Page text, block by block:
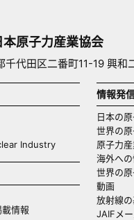
原子力産業協会
代田区二番町11-19 興和
Industry
情報
情報発
日本の
世界の
原子力
海外への
世界の
動画
放射線
JAIFメ